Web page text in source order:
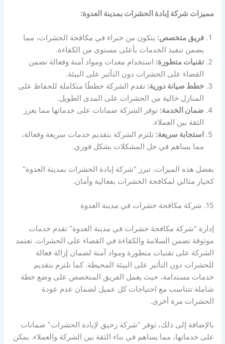
مميزات شركة إبادة الحشرات بمدينة العدوة:
فريق متخصص: يتكون من خبراء في مكافحة الحشرات، مما
يضمن تنفيذ الخدمات بأعلى مستوى من الكفاءة.
تقنيات متطورة: استخدام معدات ومواد آمنة وفعالة تضمن
القضاء على الحشرات دون التأثير على البيئة.
خطط صيانة دورية: تقدم الشركة خططًا متكاملة للحفاظ على
المنازل خالية من الحشرات على المدى الطويل.
ضمان الخدمة: توفر الشركة ضمانات على خدماتها مما يعزز
الثقة بين العملاء.
استجابة سريعة: تلتزم الشركة بتقديم خدمات سريعة وفعالة،
مما يساهم في حل المشكلات بشكل فوري.
بفضل هذه الميزات، تبرز “شركة إبادة الحشرات بمدينة العدوة”
كخيار مثالي لمكافحة الحشرات بفعالية وأمان.
15. شركة مكافحة حشرات في مدينة العدوة
إدارة “شركة مكافحة حشرات في مدينة العدوة” تقدم خدمات
موثوقة تضمن السلامة والكفاءة في القضاء على الحشرات. تعتمد
الشركة على تقنيات متطورة ومواد آمنة لضمان إزالة فعالة
للحشرات دون التأثير على البيئة المحيطة. كما تلتزم بتقديم
خدمات مستدامة، حيث يعمل الفريق المتخصص على وضع خطة
شاملة تتناسب مع احتياجات كل عميل لضمان عدم عودة
الحشرات مرة أخرى.
بالإضافة إلى ذلك، توفر “شركة رحيق لإبادة الحشرات” ضمانات
على خدماتها، مما يساهم في بناء الثقة بين الشركة والعملاء. يمكن